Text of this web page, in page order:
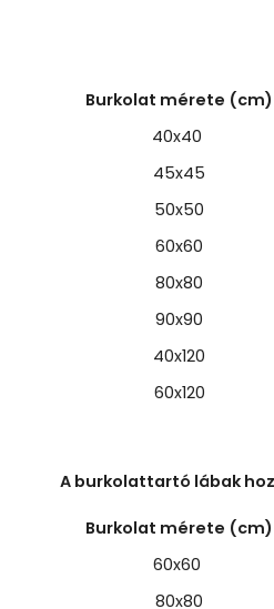
Burkolat mérete (cm)
40x40
45x45
50x50
60x60
80x80
90x90
40x120
60x120
A burkolattartó lábak
Burkolat mérete (cm)
60x60
80x80